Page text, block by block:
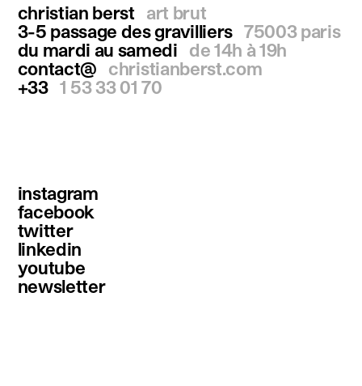
christian berst
art brut
3-5 passage des gravilliers 75003 paris
du mardi au samedi
de 14h à 19h
contact@
christianberst.com
+33 1 53 33 01 70
instagram
facebook
twitter
linkedin
youtube
newsletter